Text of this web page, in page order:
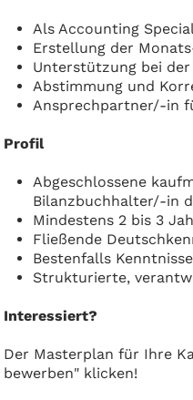
Als Accounting
Erstellung der
Unterstützung bei
Abstimmung und
Ansprechpartner/-in
Profil
Abgeschlossene
Bilanzbuchhalter/-in
Mindestens 2 bis 3
Fließende
Bestenfalls
Strukturierte,
Interessiert?
Der Masterplan für Ihre
bewerben" klicken!